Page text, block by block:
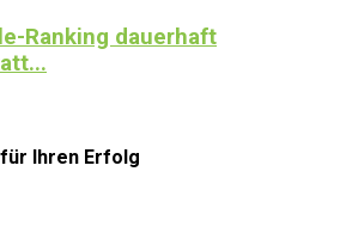
Ranking dauerhaft
für Ihren Erfolg